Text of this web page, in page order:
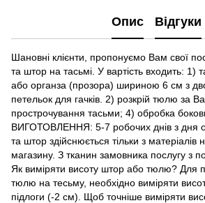
Опис Відгуки
Шановні клієнти, пропонуємо Вам свої
та штор на тасьмі. У вартість входить: 1)
або органза (прозора) шириною 6 см з
петельок для гачків. 2) розкрій тюлю за
прострочування тасьми; 4) обробка
ВИГОТОВЛЕННЯ: 5-7 робочих днів з дня
та штор здійснюється тільки з матеріалів
магазину. З тканин замовника послугу з
Як виміряти висоту штор або тюлю? Для
тюлю на тесьму, необхідно виміряти
підлоги (-2 см). Щоб точніше виміряти